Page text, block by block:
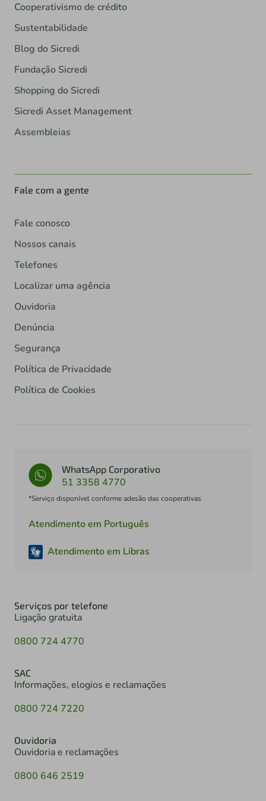
Cooperativismo de crédito
Sustentabilidade
Blog do Sicredi
Fundação Sicredi
Shopping do Sicredi
Sicredi Asset Management
Assembleias
Fale com a gente
Fale conosco
Nossos canais
Telefones
Localizar uma agência
Ouvidoria
Denúncia
Segurança
Política de Privacidade
Política de Cookies
WhatsApp Corporativo
51 3358 4770
*Serviço disponível conforme adesão das cooperativas
Atendimento em Português
Atendimento em Libras
Serviços por telefone
Ligação gratuita
0800 724 4770
SAC
Informações, elogios e reclamações
0800 724 7220
Ouvidoria
Ouvidoria e reclamações
0800 646 2519